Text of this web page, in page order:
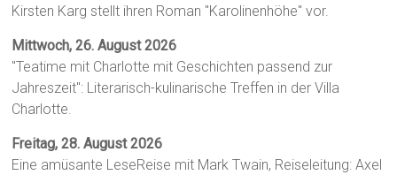
Kirsten Karg stellt ihren Roman "Karolinenhöhe" vor.
Mittwoch, 26. August 2026
"Teatime mit Charlotte mit Geschichten passend zur
Jahreszeit": Literarisch-kulinarische Treffen in der Villa
Charlotte.
Freitag, 28. August 2026
Eine amüsante LeseReise mit Mark Twain, Reiseleitung: Axel